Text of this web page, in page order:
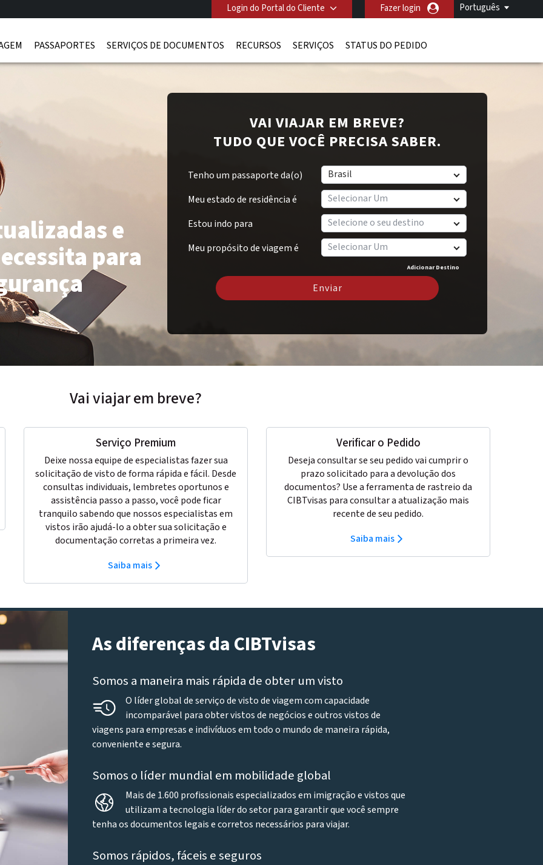
Português
Login do Portal do Cliente Fazer login
PASSAPORTES SERVIÇOS DE DOCUMENTOS RECURSOS SERVIÇOS STATUS DO PEDIDO
VAI VIAJAR EM BREVE?
TUDO QUE VOCÊ PRECISA SABER.
Tenho um passaporte da(o)
Brasil
Meu estado de residência é
Selecionar Um
Estou indo para
Selecione o seu destino
Meu propósito de viagem é
Selecionar Um
Adicionar Destino
Enviar
e
para
Vai viajar em breve?
Serviço Premium
Deixe nossa equipe de especialistas fazer sua
solicitação de visto de forma rápida e fácil. Desde
consultas individuais, lembretes oportunos e
assistência passo a passo, você pode ficar
tranquilo sabendo que nossos especialistas em
vistos irão ajudá-lo a obter sua solicitação e
documentação corretas a primeira vez.
Saiba mais
Verificar o Pedido
Deseja consultar se seu pedido vai cumprir o
prazo solicitado para a devolução dos
documentos? Use a ferramenta de rastreio da
CIBTvisas para consultar a atualização mais
recente de seu pedido.
Saiba mais
As diferenças da CIBTvisas
Somos a maneira mais rápida de obter um visto
O líder global de serviço de visto de viagem com capacidade
incomparável para obter vistos de negócios e outros vistos de
viagens para empresas e indivíduos em todo o mundo de maneira rápida,
conveniente e segura.
Somos o líder mundial em mobilidade global
Mais de 1.600 profissionais especializados em imigração e vistos que
utilizam a tecnologia líder do setor para garantir que você sempre
tenha os documentos legais e corretos necessários para viajar.
Somos rápidos, fáceis e seguros